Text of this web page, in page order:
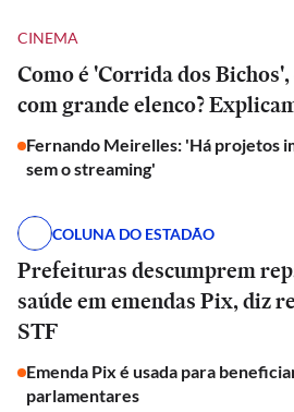
CINEMA
Como é 'Corrida dos
com grande elenco?
Fernando Meirelles: 'Há projetos
sem o streaming'
COLUNA DO ESTADÃO
Prefeituras descumprem
saúde em emendas Pix, diz
STF
Emenda Pix é usada para
parlamentares